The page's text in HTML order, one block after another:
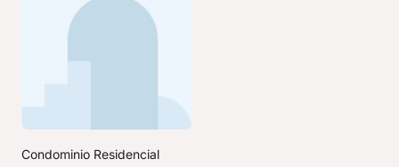
Condominio Residencial